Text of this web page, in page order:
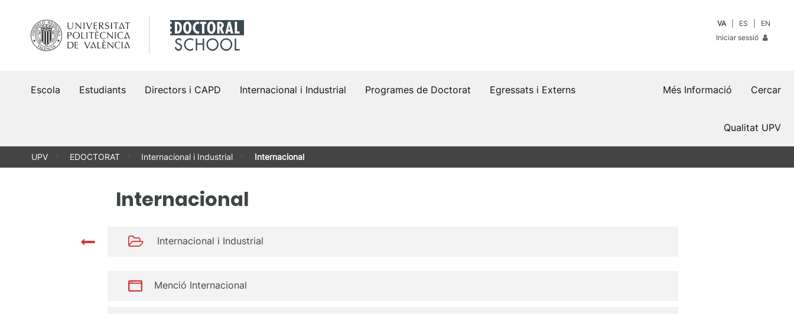
contingut
VA ES
EN
Iniciar sessió
Escola Estudiants Directors i CAPD Internacional i Industrial Programes de Doctorat Egressats i Externs Cercar
Més Informació
Qualitat UPV
UPV EDOCTORAT Internacional i Industrial Internacional
Internacional
Internacional i Industrial
Menció Internacional